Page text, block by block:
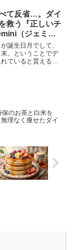
の増加...
て反省…。ダイ
救う『正しいチ
（ジェミ
誕生日月でして、
。ということでデ
ていると貰える、
保のお茶と白米を
理なく痩せたダイ